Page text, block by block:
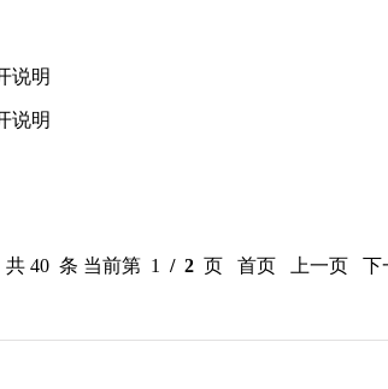
说明
说明
共 40 条 当前第 1 / 2 页 首页 上一页 下